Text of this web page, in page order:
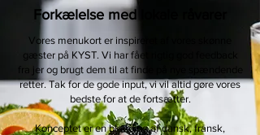
Forkælelse med lokale råvarer
Vores menukort er inspireret af vores skønne
gæster på KYST. Vi har fået rigtig god feedback
fra jer og brugt dem til at finde på nye spændende
retter. Tak for de gode input, vi vil altid gøre vores
bedste for at de fortsætter.
Konceptet er en blanding af dansk, fransk,